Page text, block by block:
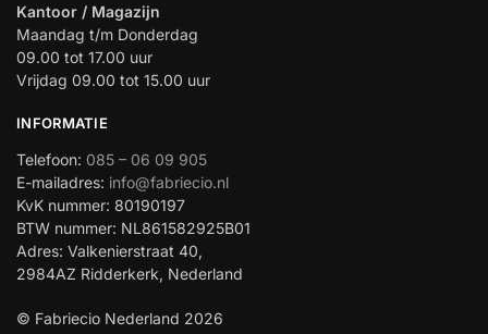
Kantoor / Magazijn
Maandag t/m Donderdag
09.00 tot 17.00 uur
Vrijdag 09.00 tot 15.00 uur
INFORMATIE
Telefoon: 085 – 06 09 905
E-mailadres: info@fabriecio.nl
KvK nummer: 80190197
BTW nummer: NL861582925B01
Adres: Valkenierstraat 40,
2984AZ Ridderkerk, Nederland
© Fabriecio Nederland 2026